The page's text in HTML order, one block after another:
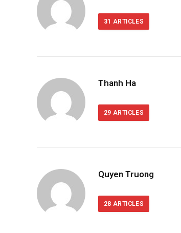
31 ARTICLES
Thanh Ha
29 ARTICLES
Quyen Truong
28 ARTICLES